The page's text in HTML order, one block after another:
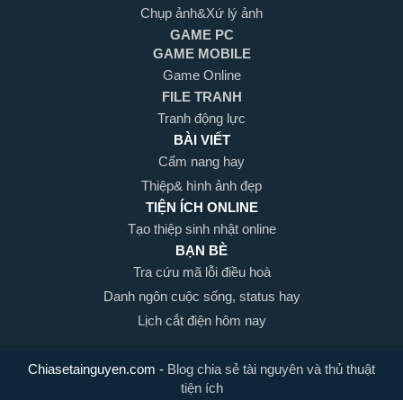
Chụp ảnh&Xứ lý ảnh
GAME PC
GAME MOBILE
Game Online
FILE TRANH
Tranh động lực
BÀI VIẾT
Cẩm nang hay
Thiệp& hình ảnh đẹp
TIỆN ÍCH ONLINE
Tạo thiệp sinh nhật online
BẠN BÈ
Tra cứu mã lỗi điều hoà
Danh ngôn cuộc sống, status hay
Lịch cắt điện hôm nay
Chiasetainguyen.com - Blog chia sẻ tài nguyên và thủ thuật
tiện ích